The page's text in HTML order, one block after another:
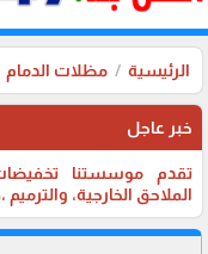
الرئيسية مظلات الدمام
خبر عاجل
الملاحق الخارجية،